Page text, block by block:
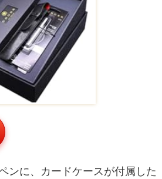
ンに、カードケースが付属した